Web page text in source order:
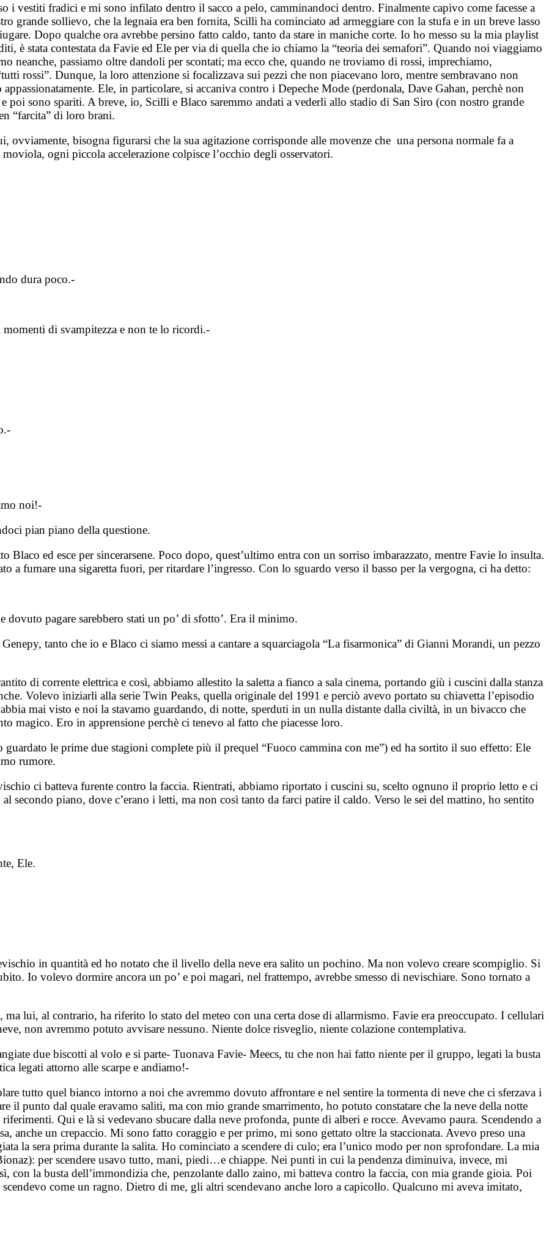
vestiti fradici e mi sono infilato dentro il sacco a pelo, camminandoci dentro. Finalmente capivo come facesse a
grande sollievo, che la legnaia era ben fornita, Scilli ha cominciato ad armeggiare con la stufa e in un breve lasso
Dopo qualche ora avrebbe persino fatto caldo, tanto da stare in maniche corte. Io ho messo su la mia playlist
è stata contestata da Favie ed Ele per via di quella che io chiamo la “teoria dei semafori”. Quando noi viaggiamo
neanche, passiamo oltre dandoli per scontati; ma ecco che, quando ne troviamo di rossi, imprechiamo,
rossi”. Dunque, la loro attenzione si focalizzava sui pezzi che non piacevano loro, mentre sembravano non
Ele, in particolare, si accaniva contro i Depeche Mode (perdonala, Dave Gahan, perchè non
poi sono spariti. A breve, io, Scilli e Blaco saremmo andati a vederli allo stadio di San Siro (con nostro grande
“farcita” di loro brani.
bisogna figurarsi che la sua agitazione corrisponde alle movenze che una persona normale fa a
ogni piccola accelerazione colpisce l’occhio degli osservatori.
dura poco.-
di svampitezza e non te lo ricordi.-
noi!-
pian piano della questione.
ed esce per sincerarsene. Poco dopo, quest’ultimo entra con un sorriso imbarazzato, mentre Favie lo insulta.
a fumare una sigaretta fuori, per ritardare l’ingresso. Con lo sguardo verso il basso per la vergogna, ci ha detto:
pagare sarebbero stati un po’ di sfotto’. Era il minimo.
tanto che io e Blaco ci siamo messi a cantare a squarciagola “La fisarmonica” di Gianni Morandi, un pezzo
di corrente elettrica e così, abbiamo allestito la saletta a fianco a sala cinema, portando giù i cuscini dalla stanza
Volevo iniziarli alla serie Twin Peaks, quella originale del 1991 e perciò avevo portato su chiavetta l’episodio
mai visto e noi la stavamo guardando, di notte, sperduti in un nulla distante dalla civiltà, in un bivacco che
magico. Ero in apprensione perchè ci tenevo al fatto che piacesse loro.
le prime due stagioni complete più il prequel “Fuoco cammina con me”) ed ha sortito il suo effetto: Ele
rumore.
ci batteva furente contro la faccia. Rientrati, abbiamo riportato i cuscini su, scelto ognuno il proprio letto e ci
secondo piano, dove c’erano i letti, ma non così tanto da farci patire il caldo. Verso le sei del mattino, ho sentito
Ele.
in quantità ed ho notato che il livello della neve era salito un pochino. Ma non volevo creare scompiglio. Si
Io volevo dormire ancora un po’ e poi magari, nel frattempo, avrebbe smesso di nevischiare. Sono tornato a
ma lui, al contrario, ha riferito lo stato del meteo con una certa dose di allarmismo. Favie era preoccupato. I cellulari
non avremmo potuto avvisare nessuno. Niente dolce risveglio, niente colazione contemplativa.
due biscotti al volo e si parte- Tuonava Favie- Meecs, tu che non hai fatto niente per il gruppo, legati la busta
legati attorno alle scarpe e andiamo!-
tutto quel bianco intorno a noi che avremmo dovuto affrontare e nel sentire la tormenta di neve che ci sferzava i
il punto dal quale eravamo saliti, ma con mio grande smarrimento, ho potuto constatare che la neve della notte
Qui e là si vedevano sbucare dalla neve profonda, punte di alberi e rocce. Avevamo paura. Scendendo a
anche un crepaccio. Mi sono fatto coraggio e per primo, mi sono gettato oltre la staccionata. Avevo preso una
la sera prima durante la salita. Ho cominciato a scendere di culo; era l’unico modo per non sprofondare. La mia
per scendere usavo tutto, mani, piedi…e chiappe. Nei punti in cui la pendenza diminuiva, invece, mi
con la busta dell’immondizia che, penzolante dallo zaino, mi batteva contro la faccia, con mia grande gioia. Poi
come un ragno. Dietro di me, gli altri scendevano anche loro a capicollo. Qualcuno mi aveva imitato,